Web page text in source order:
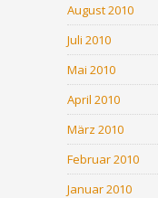
August 2010
Juli 2010
Mai 2010
April 2010
März 2010
Februar 2010
Januar 2010